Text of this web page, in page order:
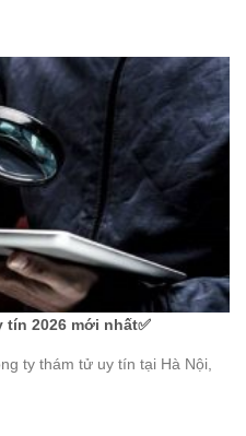
tín 2026 mới nhất✅
ty thám tử uy tín tại Hà Nội,